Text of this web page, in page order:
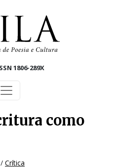
1806-289X
como
Crítica